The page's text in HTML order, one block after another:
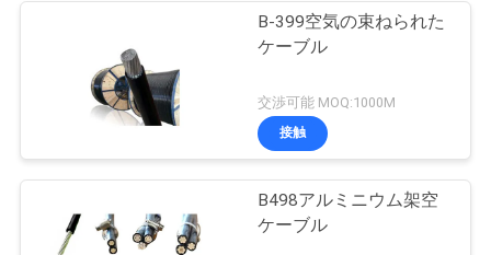
B-399空気の束ねられた
ケーブル
交渉可能 MOQ:1000M
接触
B498アルミニウム架空
ケーブル